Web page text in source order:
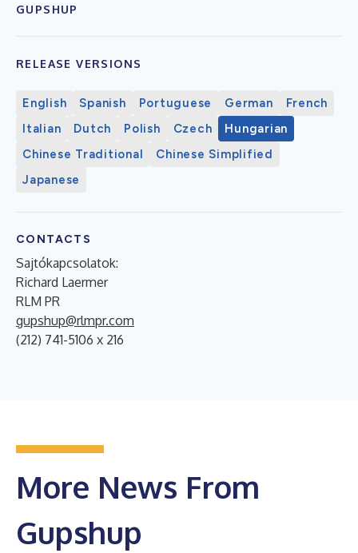
GUPSHUP
RELEASE VERSIONS
English Spanish Portuguese German
French
Italian
Dutch Polish Czech
Hungarian
Chinese Traditional
Chinese Simplified
Japanese
CONTACTS
Sajtókapcsolatok:
Richard Laermer
RLM PR
gupshup@rlmpr.com
(212) 741-5106 x 216
More News From
Gupshup